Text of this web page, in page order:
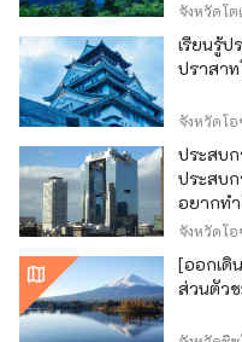
จังหวัดโต
เรียนรู้
ปราสาท
จังหวัดโอ
ประสบ
ประสบ
อยากท
จังหวัดโอ
[ออกเดิ
ส่วนตัว